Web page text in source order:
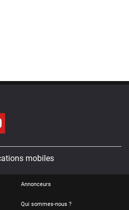
mobiles
Annonceurs
Qui sommes-nous ?